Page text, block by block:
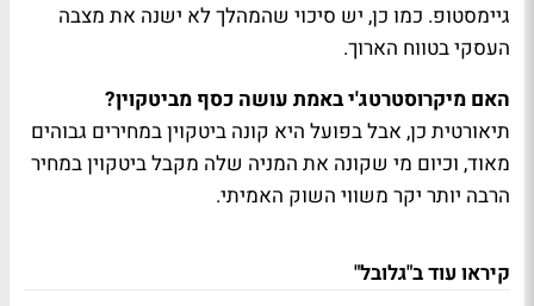
גיימסטופ. כמו כן, יש סיכוי שהמהלך לא ישנה את מצבה
העסקי בטווח הארוך.
האם מיקרוסטרטג'י באמת עושה כסף מביטקוין?
תיאורטית כן, אבל בפועל היא קונה ביטקוין במחירים גבוהים
מאוד, וכיום מי שקונה את המניה שלה מקבל ביטקוין במחיר
הרבה יותר יקר משווי השוק האמיתי.
קיראו עוד ב"גלובל"